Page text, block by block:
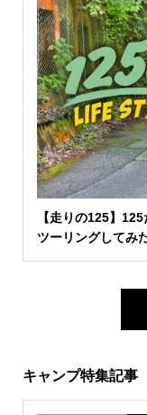
【走りの125】
ツーリングしてみ
キャンプ特集記事